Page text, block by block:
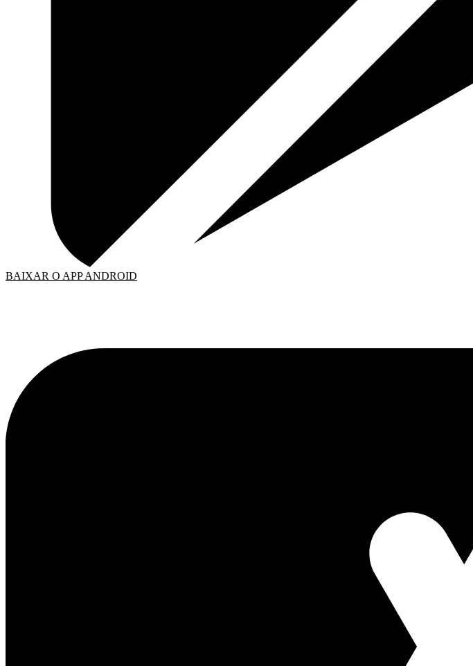
BAIXAR O APP ANDROID